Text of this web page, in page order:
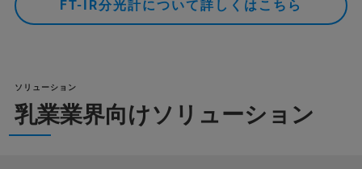
FT-IR分光計について詳しくはこちら
ソリューション
乳業業界向けソリューション